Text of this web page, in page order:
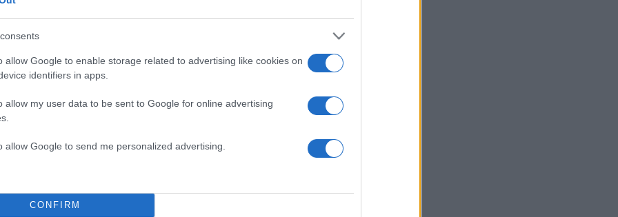
allow Google to enable storage related to advertising like cookies on
identifiers in apps.
allow my user data to be sent to Google for online advertising
allow Google to send me personalized advertising.
CONFIRM
στο Tlife, καθώς ακολουθεί
celebrities του